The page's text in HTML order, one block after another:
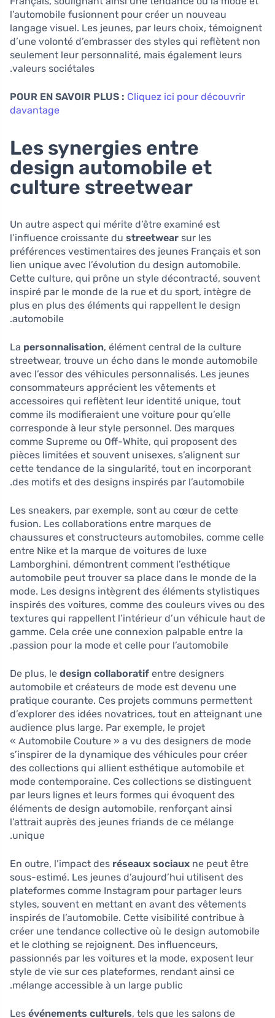
l’automobile fusionnent pour créer un nouveau
langage visuel. Les jeunes, par leurs choix, témoignent
d’une volonté d’embrasser des styles qui reflètent non
seulement leur personnalité, mais également leurs
valeurs sociétales.
POUR EN SAVOIR PLUS : Cliquez ici pour découvrir
davantage
Les synergies entre
design automobile et
culture streetwear
Un autre aspect qui mérite d’être examiné est
l’influence croissante du streetwear sur les
préférences vestimentaires des jeunes Français et son
lien unique avec l’évolution du design automobile.
Cette culture, qui prône un style décontracté, souvent
inspiré par le monde de la rue et du sport, intègre de
plus en plus des éléments qui rappellent le design
automobile.
La personnalisation, élément central de la culture
streetwear, trouve un écho dans le monde automobile
avec l’essor des véhicules personnalisés. Les jeunes
consommateurs apprécient les vêtements et
accessoires qui reflètent leur identité unique, tout
comme ils modifieraient une voiture pour qu’elle
corresponde à leur style personnel. Des marques
comme Supreme ou Off-White, qui proposent des
pièces limitées et souvent unisexes, s’alignent sur
cette tendance de la singularité, tout en incorporant
des motifs et des designs inspirés par l’automobile.
Les sneakers, par exemple, sont au cœur de cette
fusion. Les collaborations entre marques de
chaussures et constructeurs automobiles, comme celle
entre Nike et la marque de voitures de luxe
Lamborghini, démontrent comment l’esthétique
automobile peut trouver sa place dans le monde de la
mode. Les designs intègrent des éléments stylistiques
inspirés des voitures, comme des couleurs vives ou des
textures qui rappellent l’intérieur d’un véhicule haut de
gamme. Cela crée une connexion palpable entre la
passion pour la mode et celle pour l’automobile.
De plus, le design collaboratif entre designers
automobile et créateurs de mode est devenu une
pratique courante. Ces projets communs permettent
d’explorer des idées novatrices, tout en atteignant une
audience plus large. Par exemple, le projet
« Automobile Couture » a vu des designers de mode
s’inspirer de la dynamique des véhicules pour créer
des collections qui allient esthétique automobile et
mode contemporaine. Ces collections se distinguent
par leurs lignes et leurs formes qui évoquent des
éléments de design automobile, renforçant ainsi
l’attrait auprès des jeunes friands de ce mélange
unique.
En outre, l’impact des réseaux sociaux ne peut être
sous-estimé. Les jeunes d’aujourd’hui utilisent des
plateformes comme Instagram pour partager leurs
styles, souvent en mettant en avant des vêtements
inspirés de l’automobile. Cette visibilité contribue à
créer une tendance collective où le design automobile
et le clothing se rejoignent. Des influenceurs,
passionnés par les voitures et la mode, exposent leur
style de vie sur ces plateformes, rendant ainsi ce
mélange accessible à un large public.
Les événements culturels, tels que les salons de